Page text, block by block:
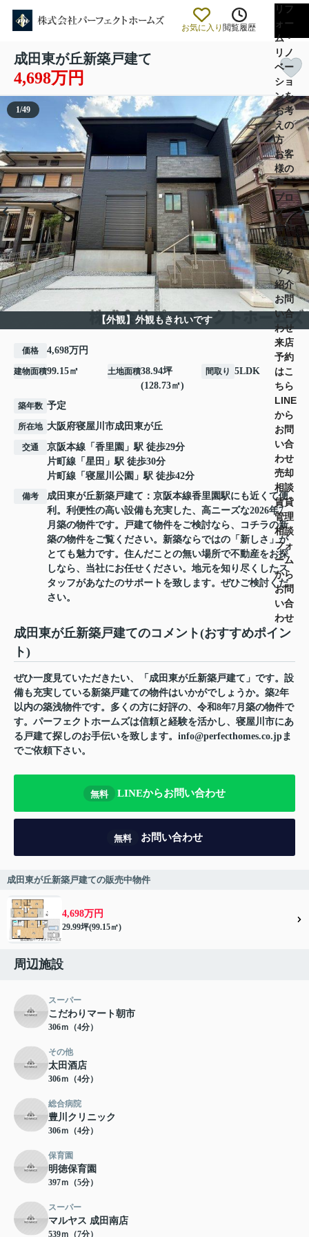
お気に入り 閲覧履歴
リフ
ォー
ム・
リノ
ベー
ショ
ンを
お考
えの
方
お客
様の
声
ブロ
グ
会社
概要
スタ
ッフ
紹介
お問
い合
わせ
来店
予約
はこ
ちら
LINE
から
お問
い合
わせ
売却
相談
賃貸
管理
相談
フォ
ーム
から
お問
い合
わせ
成田東が丘新築戸建て
4,698万円
【外観】外観もきれいです
1/49
価格 4,698万円
建物面積99.15㎡ 土地面積38.94坪
(128.73㎡)
間取り 5LDK
築年数 予定
所在地 大阪府寝屋川市成田東が丘
交通 京阪本線 「 香里園 」駅 徒歩29分
片町線 「 星田 」駅 徒歩30分
片町線 「 寝屋川公園 」駅 徒歩42分
備考
成田東が丘新築戸建て：京阪本線香里園駅にも近くて便
利。利便性の高い設備も充実した、高ニーズな2026年7
月築の物件です。戸建て物件をご検討なら、コチラの新
築の物件をご覧ください。新築ならではの「新しさ」が
とても魅力です。住んだことの無い場所で不動産をお探
しなら、当社にお任せください。地元を知り尽くしたス
タッフがあなたのサポートを致します。ぜひご検討くだ
さい。
成田東が丘新築戸建てのコメント(おすすめポイン
ト)
ぜひ一度見ていただきたい、「成田東が丘新築戸建て」です。設
備も充実している新築戸建ての物件はいかがでしょうか。築2年
以内の築浅物件です。多くの方に好評の、令和8年7月築の物件で
す。パーフェクトホームズは信頼と経験を活かし、寝屋川市にあ
る戸建て探しのお手伝いを致します。info@perfecthomes.co.jpま
でご依頼下さい。
無料 LINEからお問い合わせ
無料 お問い合わせ
成田東が丘新築戸建ての販売中物件
4,698万円
29.99坪(99.15㎡)
周辺施設
スーパー
こだわりマート朝市
306ｍ（4分）
その他
太田酒店
306ｍ（4分）
総合病院
豊川クリニック
306ｍ（4分）
保育園
明徳保育園
397ｍ（5分）
スーパー
マルヤス 成田南店
539ｍ（7分）